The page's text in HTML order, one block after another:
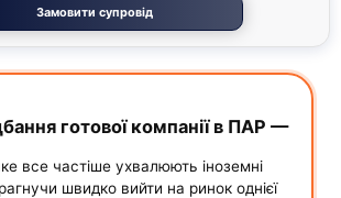
Замовити супровід
готової компанії в ПАР —
все частіше ухвалюють іноземні
швидко вийти на ринок однієї